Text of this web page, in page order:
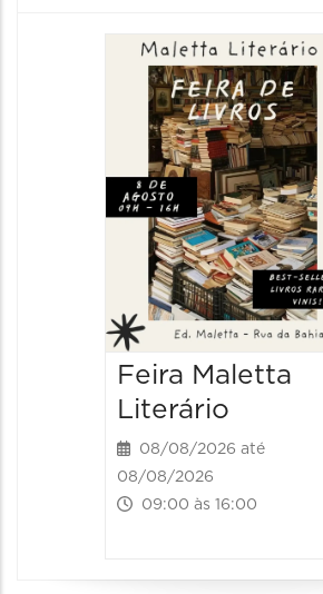
Feira Maletta
Literário
08/08/2026 até
08/08/2026
09:00 às 16:00